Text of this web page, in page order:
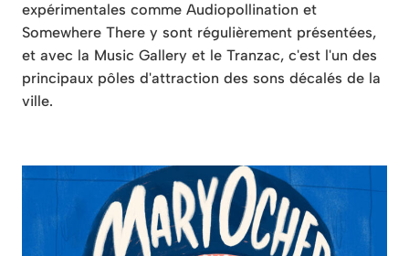
expérimentales comme Audiopollination et
Somewhere There y sont régulièrement présentées,
et avec la Music Gallery et le Tranzac, c'est l'un des
principaux pôles d'attraction des sons décalés de la
ville.